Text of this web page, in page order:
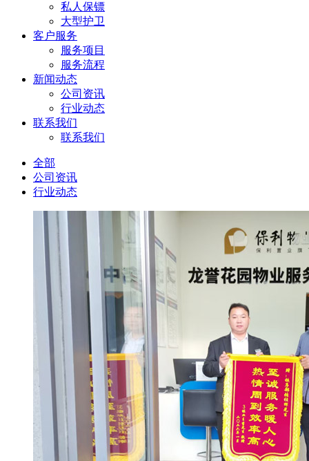
私人保镖
大型护卫
客户服务
服务项目
服务流程
新闻动态
公司资讯
行业动态
联系我们
联系我们
全部
公司资讯
行业动态